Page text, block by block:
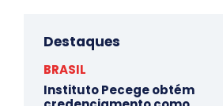
Destaques
BRASIL
Instituto Pecege obtém